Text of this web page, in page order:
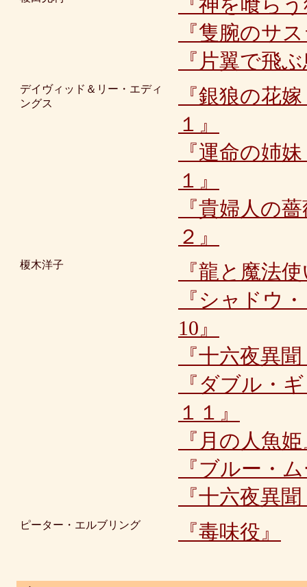
『神を喰ら
『隻腕のサ
『片翼で飛
デイヴィッド＆リー・エディ
ングス
『銀狼の花
１』
『運命の姉
１』
『貴婦人の
２』
榎木洋子
『龍と魔法
『シャドウ
10』
『十六夜異
『ダブル・
１１』
『月の人魚
『ブルー・
『十六夜異
ピーター・エルブリング 『毒味役』